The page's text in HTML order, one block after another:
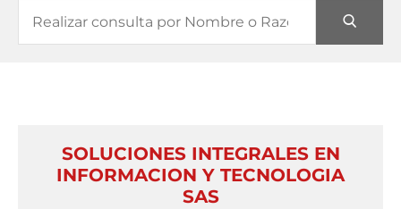
SOLUCIONES INTEGRALES EN
INFORMACION Y TECNOLOGIA
SAS